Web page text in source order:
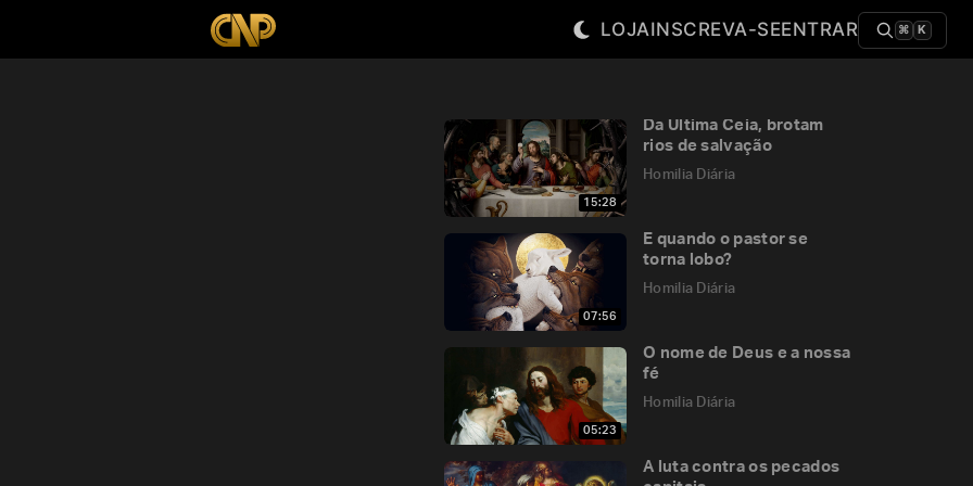
LOJAINSCREVA-SEENTRAR ⌘ K
15:28
Da Última Ceia, brotam
rios de salvação
Homilia Diária
07:56
E quando o pastor se
torna lobo?
Homilia Diária
05:23
O nome de Deus e a nossa
fé
Homilia Diária
A luta contra os pecados